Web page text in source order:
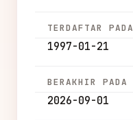
TERDAFTAR PADA
1997-01-21
BERAKHIR PADA
2026-09-01